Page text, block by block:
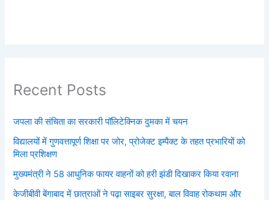
Recent Posts
जपला की संचिता का सरकारी पॉलिटेक्निक दुमका में चयन
विद्यालयों में गुणवत्तापूर्ण शिक्षा पर जोर, प्रोजेक्ट इम्पैक्ट के तहत प्रभारियों को
मिला प्रशिक्षण
मुख्यमंत्री ने 58 आधुनिक फायर वाहनों को हरी झंडी दिखाकर किया रवाना
केजीबीवी बेंगाबाद में छात्राओं ने पढ़ा साइबर सुरक्षा, बाल विवाह रोकथाम और